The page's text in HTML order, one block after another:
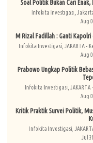
Soal Politik Bukan Cari
Infokita Investigasi,
Aug
M Rizal Fadillah : Ganti
Infokita Investigasi, JAKARTA -
Aug
Prabowo Ungkap Politik
Infokita Investigasi,
Aug
Kritik Praktik Survei Politik,
Infokita Investigasi,
Jul